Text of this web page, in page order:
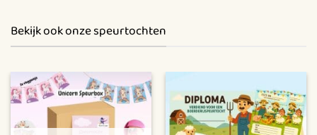
Bekijk ook onze speurtochten